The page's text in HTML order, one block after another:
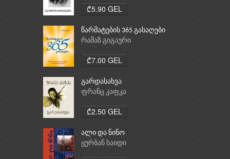
₾5.90 GEL
წარმატების 365 გასაღები
რამაზ გიგაური
₾7.00 GEL
გარდასახვა
ფრანც კაფკა
₾2.50 GEL
ალი და ნინო
ყურბან საიდი